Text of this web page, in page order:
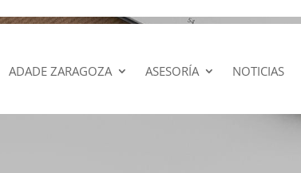
ADADE ZARAGOZA ASESORÍA NOTICIAS